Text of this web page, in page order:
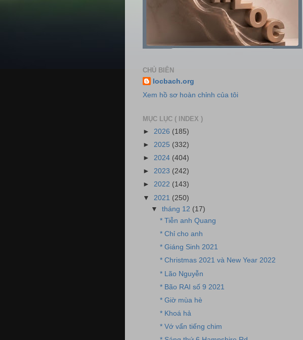
CHỦ BIÊN
locbach.org
Xem hồ sơ hoàn chỉnh của tôi
MỤC LỤC ( INDEX )
► 2026 (185)
► 2025 (332)
► 2024 (404)
► 2023 (242)
► 2022 (143)
▼ 2021 (250)
▼tháng 12 (17)
* Tiễn anh Quang
* Chỉ cho anh
* Giáng Sinh 2021
* Christmas 2021 và New Year 2022
* Lão Nguyễn
* Bão RAI số 9 2021
* Giờ mùa hè
* Khoá hả
* Vớ vẩn tiếng chim